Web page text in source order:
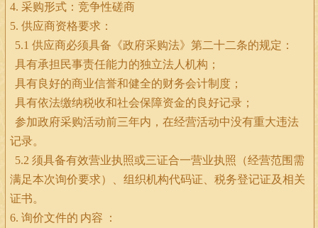
4.采购形式：竞争性磋商
5.供应商资格要求：
5.1供应商必须具备《政府采购法》第二十二条的规定：
具有承担民事责任能力的独立法人机构；
具有良好的商业信誉和健全的财务会计制度；
具有依法缴纳税收和社会保障资金的良好记录；
参加政府采购活动前三年内，在经营活动中没有重大违法
记录。
5.2须具备有效营业执照或三证合一营业执照（经营范围需
满足本次询价要求）、组织机构代码证、税务登记证及相关
证书。
6.询价文件的 内容
：